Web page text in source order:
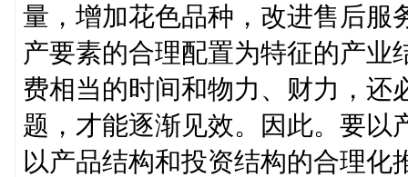
量，增加花色品种，改进售后服
产要素的合理配置为特征的产业
费相当的时间和物力、财力，还
题，才能逐渐见效。因此。要以
以产品结构和投资结构的合理化